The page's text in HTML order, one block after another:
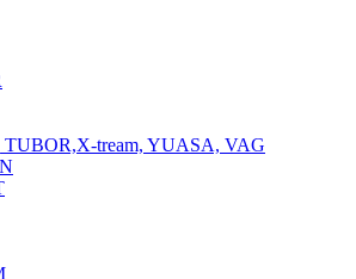
tream, YUASA, VAG